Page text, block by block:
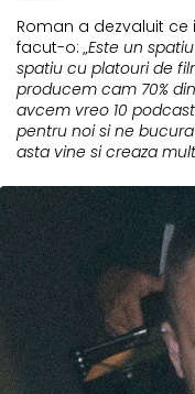
Roman a dezvaluit
facut-o: „Este un
spatiu cu platouri de
producem cam 70%
avcem vreo 10
pentru noi si ne
asta vine si creaza